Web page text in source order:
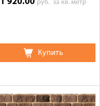
руб.за кв. метр
Купить